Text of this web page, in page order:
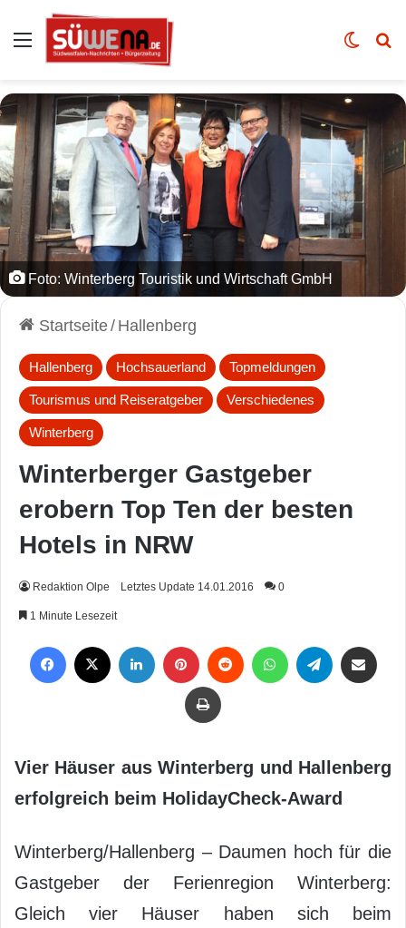
Auswahl Skin
Foto: Winterberg Touristik und Wirtschaft GmbH
Startseite/ Hallenberg
Hallenberg Hochsauerland Topmeldungen
Tourismus und Reiseratgeber Verschiedenes
Winterberg
Winterberger Gastgeber
erobern Top Ten der besten
Hotels in NRW
Redaktion Olpe Letztes Update 14.01.2016 0
1 Minute Lesezeit
Drucken
Vier Häuser aus Winterberg und Hallenberg
erfolgreich beim HolidayCheck-Award
Winterberg/Hallenberg – Daumen hoch für die
Gastgeber der Ferienregion Winterberg:
Gleich vier Häuser haben sich beim